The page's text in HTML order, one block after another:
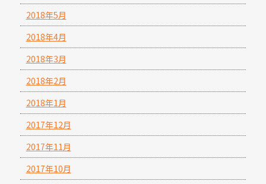
2018年5月
2018年4月
2018年3月
2018年2月
2018年1月
2017年12月
2017年11月
2017年10月